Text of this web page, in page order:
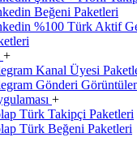
Beğeni Paketleri
%100 Türk Aktif
+
Kanal Üyesi
Gönderi
+
Türk Takipçi Paketleri
Türk Beğeni Paketleri